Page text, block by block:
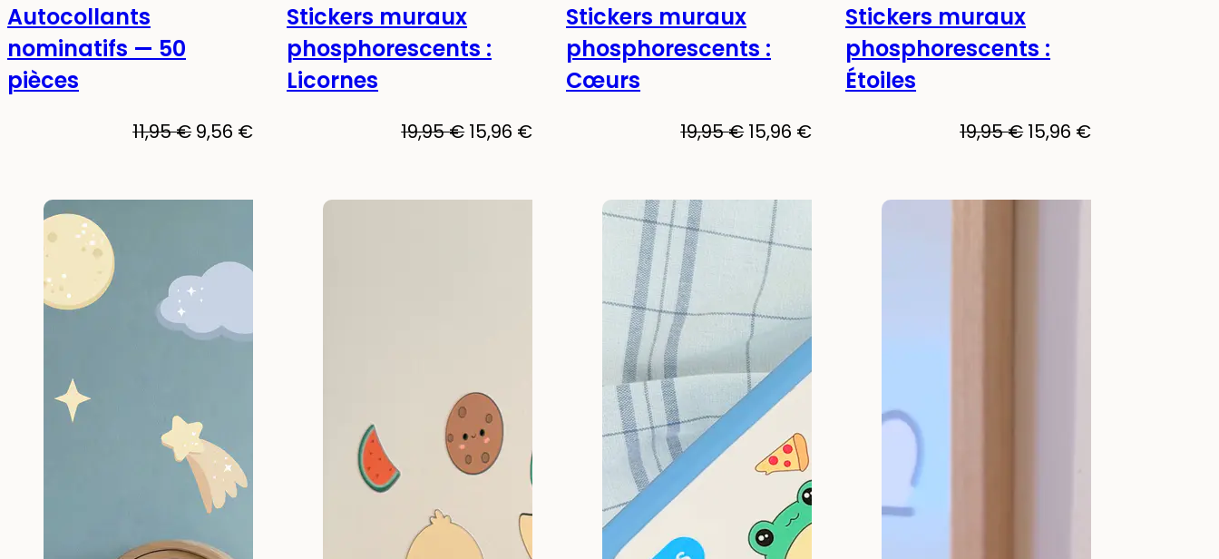
-20%
Autocollants
nominatifs — 50
pièces
11,95€ Le
9,56 €Le
-20% Phosphorescent !
Stickers muraux
phosphorescents :
Licornes
19,95€ Le
15,96 €Le
-20% Phosphorescent !
Stickers muraux
phosphorescents :
Cœurs
19,95€ Le
était :
19,95 €.
15,96 €Le
-20% Phosphorescent !
Stickers muraux
phosphorescents :
Étoiles
19,95€ Le
15,96 €Le